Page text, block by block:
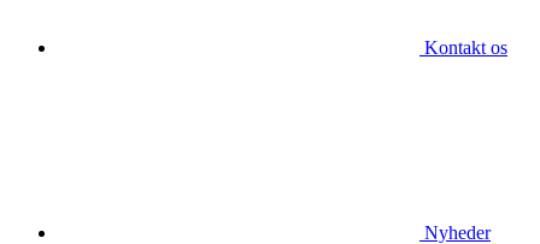
Kontakt os
Nyheder